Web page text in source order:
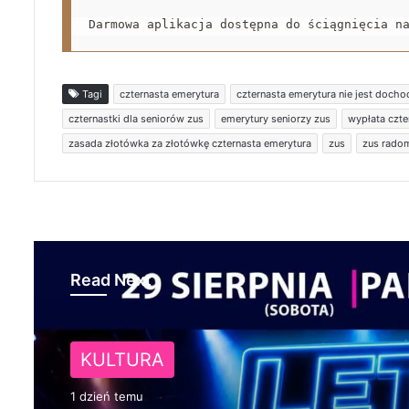
Darmowa aplikacja dostępna do ściągnięcia
Tagi czternasta emerytura czternasta emerytura nie jest
czternastki dla seniorów zus
emerytury seniorzy zus wypłata
zasada złotówka za złotówkę czternasta emerytura
zus zus
Read Next
KULTURA
NA SYGNALE
1 dzień temu